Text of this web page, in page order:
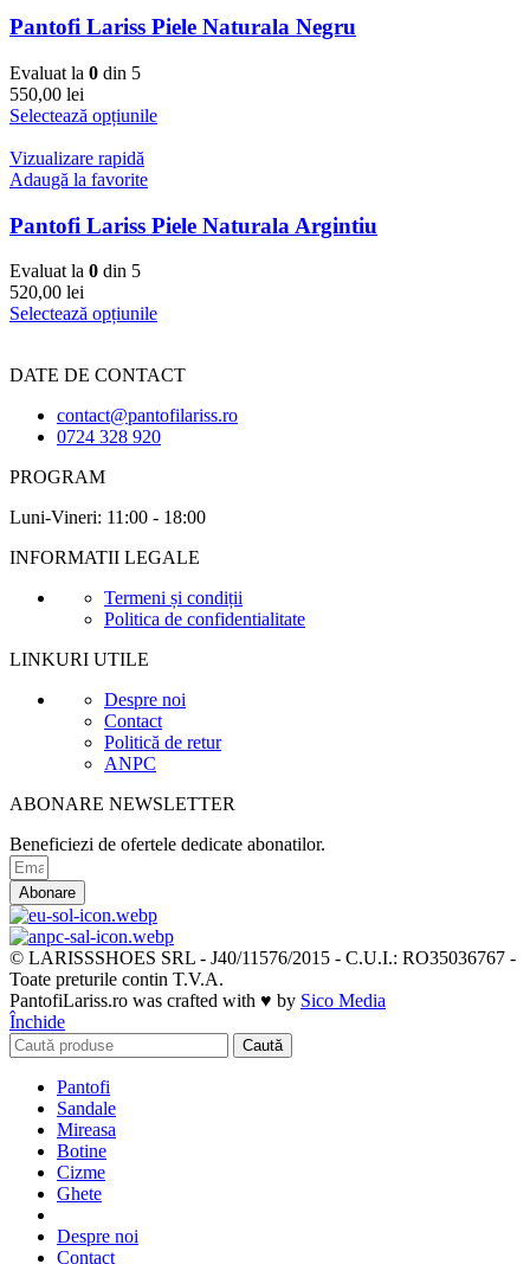
Pantofi Lariss Piele Naturala Negru
Evaluat la 0 din 5
550,00 lei
Selectează opțiunile
Vizualizare rapidă
Adaugă la favorite
Pantofi Lariss Piele Naturala Argintiu
Evaluat la 0 din 5
520,00 lei
Selectează opțiunile
DATE DE CONTACT
contact@pantofilariss.ro
0724 328 920
PROGRAM
Luni-Vineri: 11:00 - 18:00
INFORMATII LEGALE
Termeni și condiții
Politica de confidentialitate
LINKURI UTILE
Despre noi
Contact
Politică de retur
ANPC
ABONARE NEWSLETTER
Beneficiezi de ofertele dedicate abonatilor.
Abonare
© LARISSSHOES SRL - J40/11576/2015 - C.U.I.: RO35036767 -
Toate preturile contin T.V.A.
PantofiLariss.ro was crafted with ♥ by Sico Media
Închide
Caută
Pantofi
Sandale
Mireasa
Botine
Cizme
Ghete
Despre noi
Contact